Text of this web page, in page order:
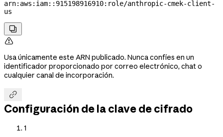
arn:aws:iam::915198916910:role/anthropic-cmek-client-
us


Usa únicamente este ARN publicado. Nunca confíes en un
identificador proporcionado por correo electrónico, chat o
cualquier canal de incorporación.

Configuración de la clave de cifrado
1